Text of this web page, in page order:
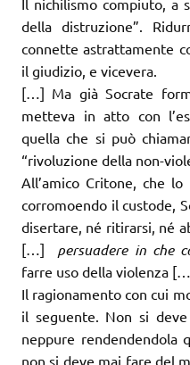
della distruzione”.
connette astrattamente
il giudizio, e vicevera.
[…] Ma già Socrate
metteva in atto con
quella che si può
“rivoluzione della non-
All’amico Critone, che
corromoendo il custode,
disertare, né ritirarsi, né
[…]
persuadere in che
farre uso della violenza
Il ragionamento con cui
il seguente. Non si
neppure rendendendola
non si deve mai fare del